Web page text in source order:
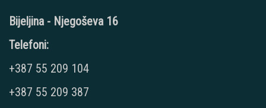
Bijeljina - Njegoševa 16
Telefoni:
+387 55 209 104
+387 55 209 387